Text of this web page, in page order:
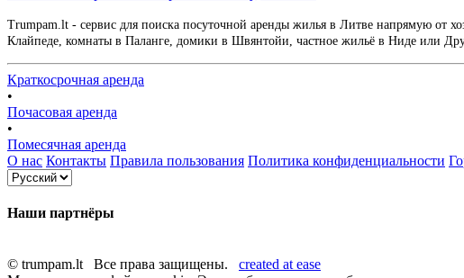
Trumpam.lt - сервис для поиска посуточной аренды жилья в Литве напрямую от
Клайпеде, комнаты в Паланге, домики в Швянтойи, частное жильё в Ниде или
Краткосрочная аренда
•
Почасовая аренда
•
Помесячная аренда
О нас Контакты Правила пользования Политика конфиденциальности
Наши партнёры
© trumpam.lt Все права защищены. created at ease